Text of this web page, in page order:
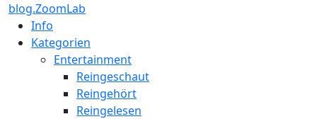
blog.ZoomLab
Info
Kategorien
Entertainment
Reingeschaut
Reingehört
Reingelesen